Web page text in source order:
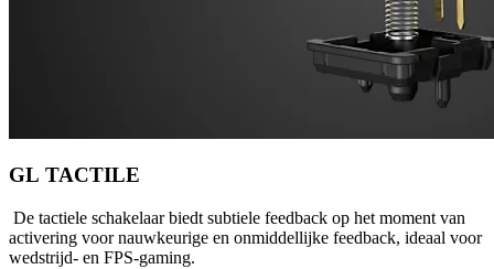
GL TACTILE
De tactiele schakelaar biedt subtiele feedback op het moment van
activering voor nauwkeurige en onmiddellijke feedback, ideaal voor
wedstrijd- en FPS-gaming.